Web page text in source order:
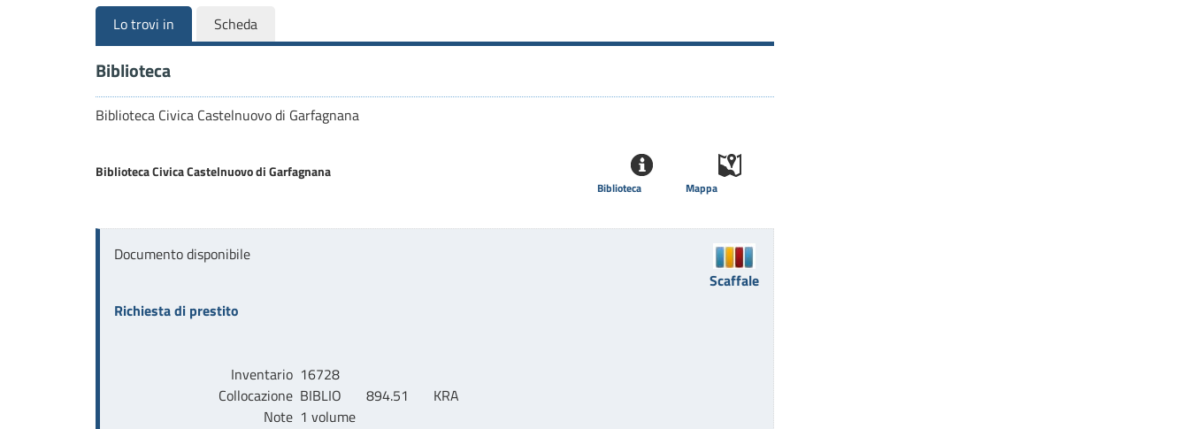
Lo trovi in Scheda
Biblioteca
Biblioteca Civica Castelnuovo di Garfagnana
Biblioteca Civica Castelnuovo di Garfagnana
Mappa
Biblioteca
Documento disponibile
Richiesta di prestito
Inventario 16728
Collocazione BIBLIO       894.51       KRA
Note 1 volume
Scaffale